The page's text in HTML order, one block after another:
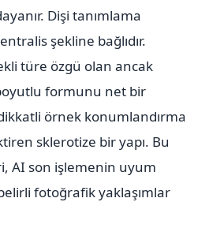
Dişi tanımlama
şekline bağlıdır.
türe özgü olan ancak
formunu net bir
örnek konumlandırma
sklerotize bir yapı. Bu
AI son işlemenin uyum
fotoğrafik yaklaşımlar